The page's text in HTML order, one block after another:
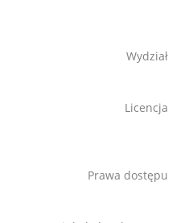
Wydział
Licencja
Prawa dostępu